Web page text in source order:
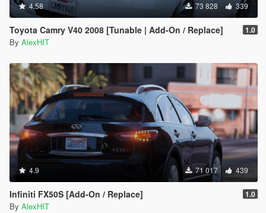
4.58 73 828 339
Toyota Camry V40 2008 [Tunable | Add-On / Replace] 1.0
By AlexHIT
4.9 71 017 439
Infiniti FX50S [Add-On / Replace] 1.0
By AlexHIT